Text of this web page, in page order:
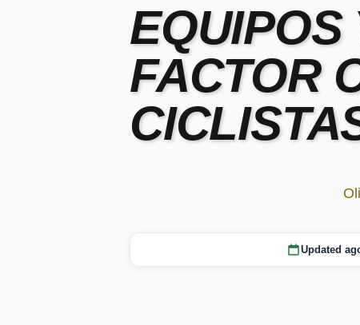
EQUIPOS
FACTOR
Updated